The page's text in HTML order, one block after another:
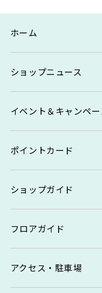
ホーム
ショップニュース
イベント＆キャンペー
ポイントカード
ショップガイド
フロアガイド
アクセス・駐車場